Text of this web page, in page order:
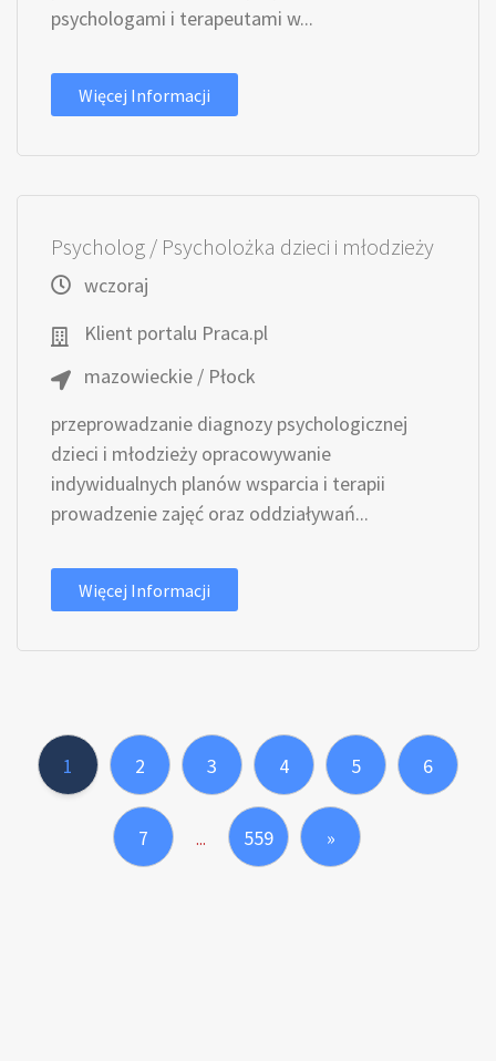
psychologami i terapeutami w...
Więcej Informacji
Psycholog / Psycholożka dzieci i młodzieży
wczoraj
Klient portalu Praca.pl
mazowieckie / Płock
przeprowadzanie diagnozy psychologicznej
dzieci i młodzieży opracowywanie
indywidualnych planów wsparcia i terapii
prowadzenie zajęć oraz oddziaływań...
Więcej Informacji
1 2 3 4 5 6
7 ... 559 »